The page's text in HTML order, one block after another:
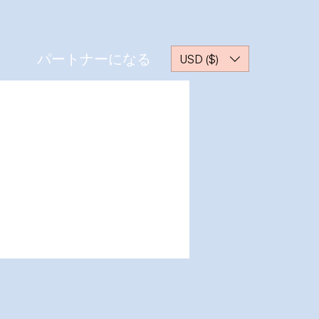
パートナーになる USD ($)